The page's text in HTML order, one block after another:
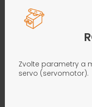
Zvolte parametry a
servo (servomotor).